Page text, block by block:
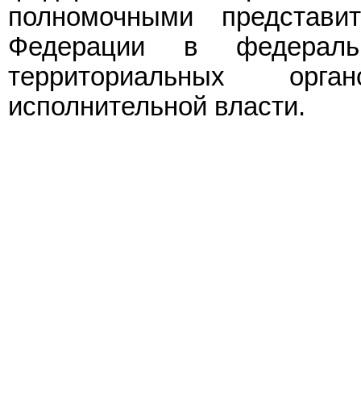
полномочными
Федерации в
территориальных
исполнительной власти.